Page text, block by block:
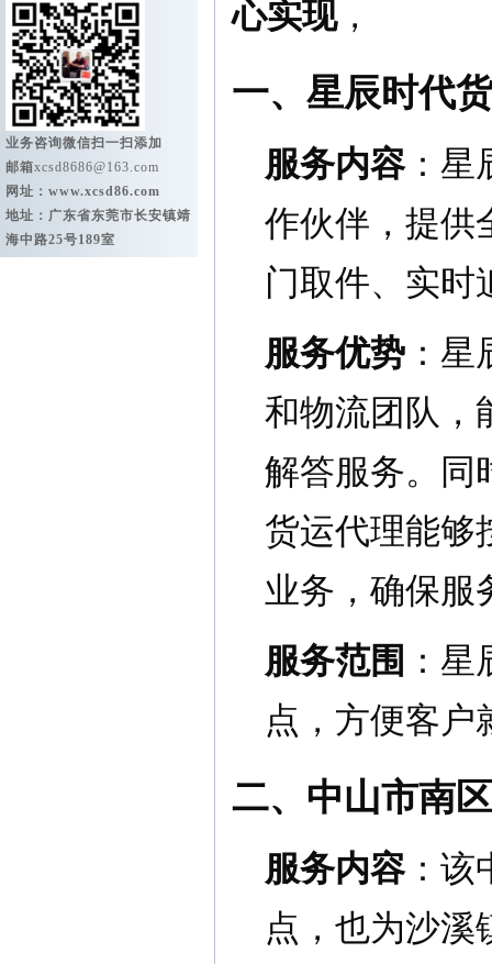
业务咨询微信扫一扫添加
邮箱xcsd8686@163.com
网址： www.xcsd86.com
地址：广东省东莞市长安镇靖
海中路25号189室
心实现，
一、星辰时代
服务内容：星
作伙伴，提供
门取件、实时
服务优势 ：
和物流团队，
解答服务。同
货运代理能够
业务，确保服
服务范围 ：
点，方便客户
二、中山市南
服务内容：该
点，也为沙溪